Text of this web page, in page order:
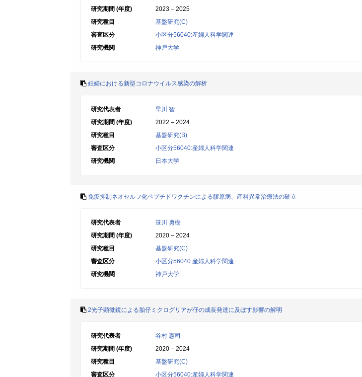
研究期間 (年度)
2023 – 2025
研究種目
基盤研究(C)
審査区分
小区分56040:産婦人科学関連
研究機関
神戸大学
妊婦における新型コロナウイルス感染の解析
研究代表者
早川 智
研究期間 (年度)
2022 – 2024
研究種目
基盤研究(B)
審査区分
小区分56040:産婦人科学関連
研究機関
日本大学
免疫抑制ネオセルフ化ペプチドワクチンによる膠原病、産科異常治療法の確立
研究代表者
笹川 勇樹
研究期間 (年度)
2020 – 2024
研究種目
基盤研究(C)
審査区分
小区分56040:産婦人科学関連
研究機関
神戸大学
2光子顕微鏡による胎仔ミクログリアが仔の成長発達に及ぼす影響の解明
研究代表者
谷村 憲司
研究期間 (年度)
2020 – 2024
研究種目
基盤研究(C)
審査区分
小区分56040:産婦人科学関連